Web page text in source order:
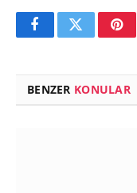
FacebookTwitter
BENZER KONULAR